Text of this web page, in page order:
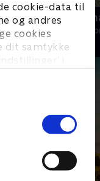
cookie-data til
og andres
cookies
dit samtykke
i
Tre sultne
Livsstil • 1